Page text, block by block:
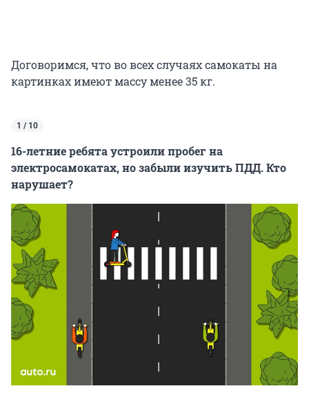
Договоримся, что во всех случаях самокаты на
картинках имеют массу менее 35 кг.
1 / 10
16-летние ребята устроили пробег на
электросамокатах, но забыли изучить ПДД. Кто
нарушает?